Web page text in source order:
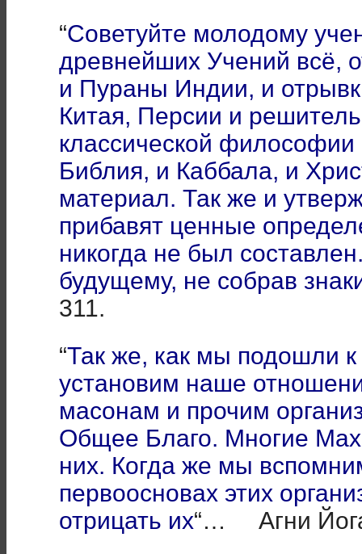
“Советуйте молодому
древнейших Учений всё,
и Пураны Индии, и
Китая, Персии и
классической
Библия, и Каббала, и
материал. Так же и
прибавят ценные
никогда не был
будущему, не собрав
311.
“Так же, как мы подошли
установим наше
масонам и прочим
Общее Благо. Многие
них. Когда же мы
первоосновах этих
отрицать их“… Агни